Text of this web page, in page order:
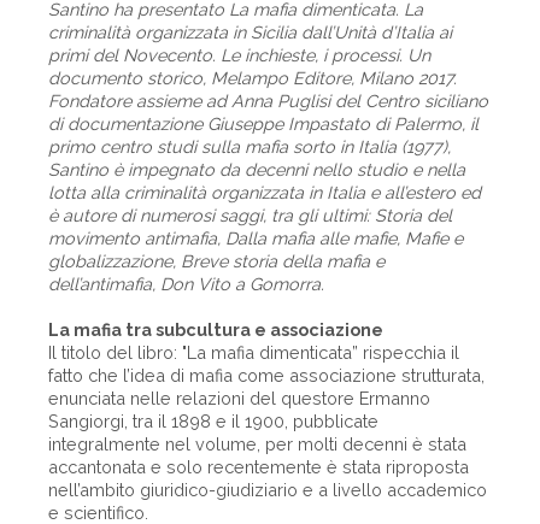
Santino ha presentato La mafia dimenticata. La
criminalità organizzata in Sicilia dall’Unità d’Italia ai
primi del Novecento. Le inchieste, i processi. Un
documento storico, Melampo Editore, Milano 2017.
Fondatore assieme ad Anna Puglisi del Centro siciliano
di documentazione Giuseppe Impastato di Palermo, il
primo centro studi sulla mafia sorto in Italia (1977),
Santino è impegnato da decenni nello studio e nella
lotta alla criminalità organizzata in Italia e all’estero ed
è autore di numerosi saggi, tra gli ultimi: Storia del
movimento antimafia, Dalla mafia alle mafie, Mafie e
globalizzazione, Breve storia della mafia e
dell’antimafia, Don Vito a Gomorra.
La mafia tra subcultura e associazione
Il titolo del libro: "La mafia dimenticata” rispecchia il
fatto che l’idea di mafia come associazione strutturata,
enunciata nelle relazioni del questore Ermanno
Sangiorgi, tra il 1898 e il 1900, pubblicate
integralmente nel volume, per molti decenni è stata
accantonata e solo recentemente è stata riproposta
nell’ambito giuridico-giudiziario e a livello accademico
e scientifico.